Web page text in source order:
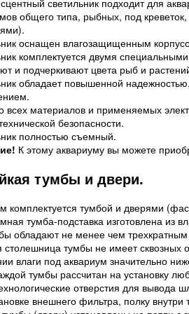
светильник подходит для
общего типа, рыбных, под
оснащен влагозащищенным
комплектуется двумя
и подчеркивают цвета рыб и
обладает повышенной
всех материалов и применяемых
безопасности.
полностью съемный.
К этому аквариуму вы можете
тумбы и двери.
комплектуется тумбой и дверями
тумба-подставка изготовлена из
обладают не менее чем
столешница тумбы не имеет сквозных
влаги под аквариум значительно
тумбы рассчитан на установку
отверстия для вывода
внешнего фильтра, полку